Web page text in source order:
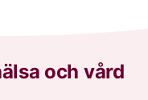
och vård